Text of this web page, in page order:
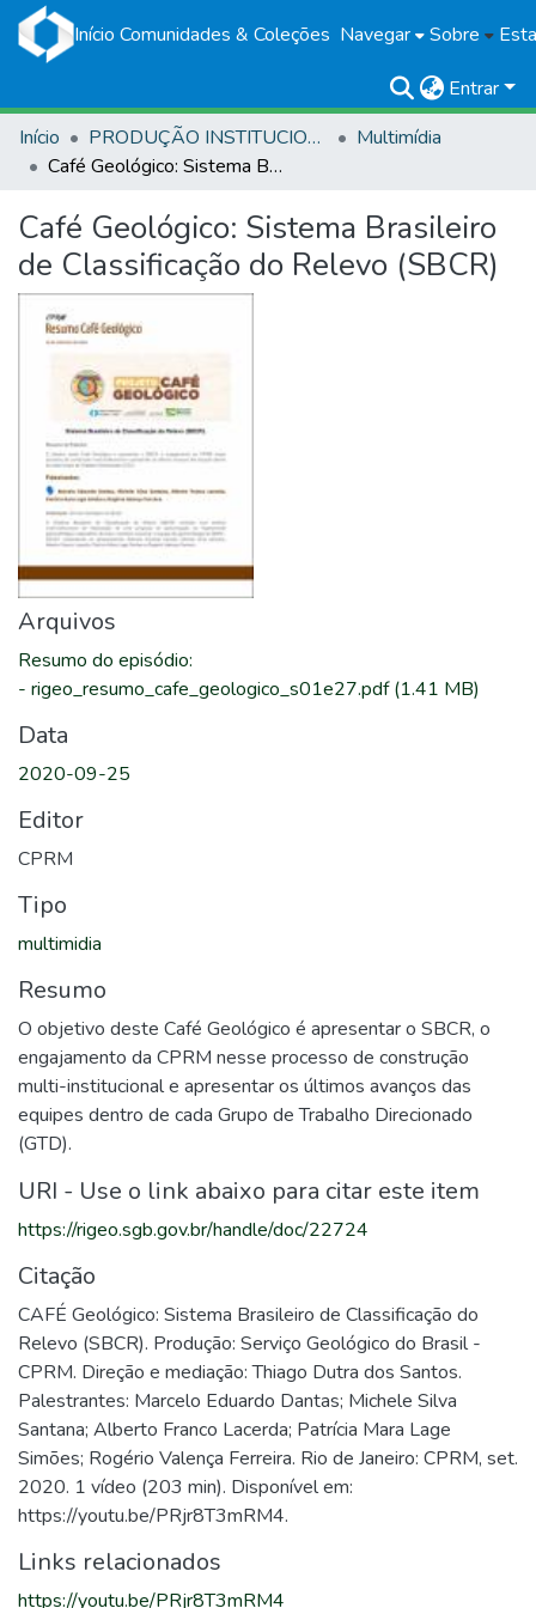
Início Comunidades & Coleções Navegar Sobre
Entrar
Início
PRODUÇÃO INSTITUCIONAL
Multimídia
Café Geológico: Sistema Brasileiro de Classificação do Relevo (SBCR)
Café Geológico: Sistema Brasileiro
de Classificação do Relevo (SBCR)
Arquivos
Resumo do episódio:
- rigeo_resumo_cafe_geologico_s01e27.pdf(1.41 MB)
Data
2020-09-25
Editor
CPRM
Tipo
multimidia
Resumo
O objetivo deste Café Geológico é apresentar o SBCR, o
engajamento da CPRM nesse processo de construção
multi-institucional e apresentar os últimos avanços das
equipes dentro de cada Grupo de Trabalho Direcionado
(GTD).
URI - Use o link abaixo para citar este item
https://rigeo.sgb.gov.br/handle/doc/22724
Citação
CAFÉ Geológico: Sistema Brasileiro de Classificação do
Relevo (SBCR). Produção: Serviço Geológico do Brasil -
CPRM. Direção e mediação: Thiago Dutra dos Santos.
Palestrantes: Marcelo Eduardo Dantas; Michele Silva
Santana; Alberto Franco Lacerda; Patrícia Mara Lage
Simões; Rogério Valença Ferreira. Rio de Janeiro: CPRM, set.
2020. 1 vídeo (203 min). Disponível em:
https://youtu.be/PRjr8T3mRM4.
Links relacionados
https://youtu.be/PRjr8T3mRM4